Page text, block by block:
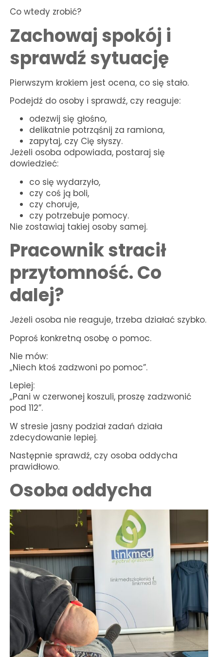
Co wtedy zrobić?
Zachowaj spokój i
sprawdź sytuację
Pierwszym krokiem jest ocena, co się stało.
Podejdź do osoby i sprawdź, czy reaguje:
odezwij się głośno,
delikatnie potrząśnij za ramiona,
zapytaj, czy Cię słyszy.
Jeżeli osoba odpowiada, postaraj się
dowiedzieć:
co się wydarzyło,
czy coś ją boli,
czy choruje,
czy potrzebuje pomocy.
Nie zostawiaj takiej osoby samej.
Pracownik stracił
przytomność. Co
dalej?
Jeżeli osoba nie reaguje, trzeba działać szybko.
Poproś konkretną osobę o pomoc.
Nie mów:
„Niech ktoś zadzwoni po pomoc”.
Lepiej:
„Pani w czerwonej koszuli, proszę zadzwonić
pod 112”.
W stresie jasny podział zadań działa
zdecydowanie lepiej.
Następnie sprawdź, czy osoba oddycha
prawidłowo.
Osoba oddycha